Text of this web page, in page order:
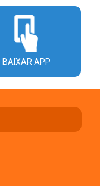
BAIXAR APP